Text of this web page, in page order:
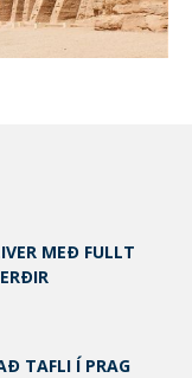
MEÐ FULLT
TAFLI Í PRAG